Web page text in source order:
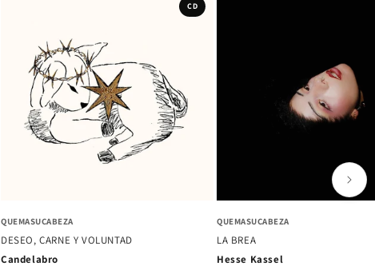
CD
UNIVERSAL MUSIC MEXICO
NORMA - EDICIÓN MEXICANA
Mon Laferte
AL ABORDAJE MUCHACHOS
LA PRIMERA LUZ
Camila Moreno